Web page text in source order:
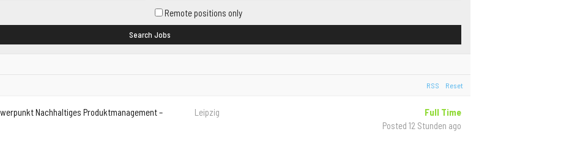
Remote positions only
Reset
RSS
Nachhaltiges Produktmanagement –
Leipzig
Full Time
Posted 12 Stunden ago